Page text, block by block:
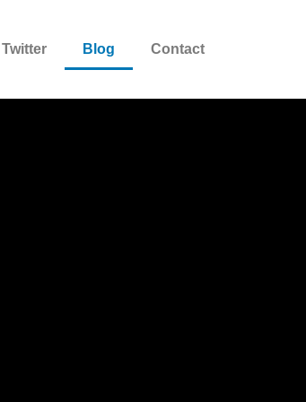
Twitter Blog Contact